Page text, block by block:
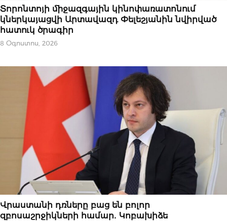
ԱԶԳԱՅԻՆ
Տորոնտոյի միջազգային կինոփառատոնում
կներկայացվի Արտավազդ Փելեշյանին նվիրված
հատուկ ծրագիր
8 Օգոստոս, 2026
ՆՈՐՈՒԹՅՈՒՆՆԵՐ
Վրաստանի դռները բաց են բոլոր
զբոսաշրջիկների համար․ Կոբախիձե